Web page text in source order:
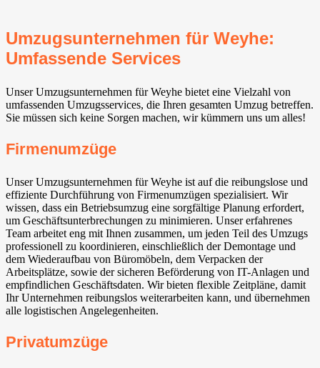
Umzugsunternehmen für Weyhe⁠:
Umfassende Services
Unser Umzugsunternehmen für Weyhe⁠ bietet eine Vielzahl von
umfassenden Umzugsservices, die Ihren gesamten Umzug betreffen.
Sie müssen sich keine Sorgen machen, wir kümmern uns um alles!
Firmenumzüge
Unser Umzugsunternehmen für Weyhe⁠ ist auf die reibungslose und
effiziente Durchführung von Firmenumzügen spezialisiert. Wir
wissen, dass ein Betriebsumzug eine sorgfältige Planung erfordert,
um Geschäftsunterbrechungen zu minimieren. Unser erfahrenes
Team arbeitet eng mit Ihnen zusammen, um jeden Teil des Umzugs
professionell zu koordinieren, einschließlich der Demontage und
dem Wiederaufbau von Büromöbeln, dem Verpacken der
Arbeitsplätze, sowie der sicheren Beförderung von IT-Anlagen und
empfindlichen Geschäftsdaten. Wir bieten flexible Zeitpläne, damit
Ihr Unternehmen reibungslos weiterarbeiten kann, und übernehmen
alle logistischen Angelegenheiten.
Privatumzüge